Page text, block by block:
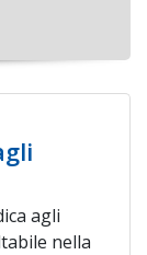
agli
nella